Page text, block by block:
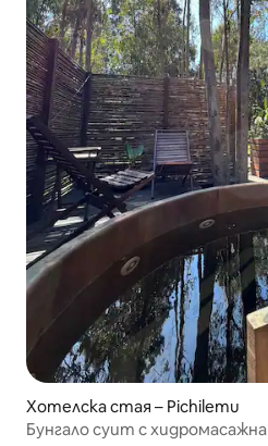
Хотелска стая – Pichilemu
Бунгало суит с